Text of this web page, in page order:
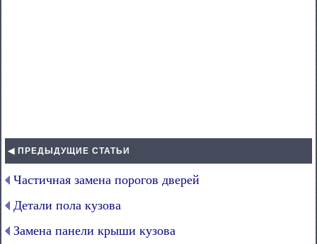
◀ ПРЕДЫДУЩИЕ СТАТЬИ
Частичная замена порогов дверей
Детали пола кузова
Замена панели крыши кузова